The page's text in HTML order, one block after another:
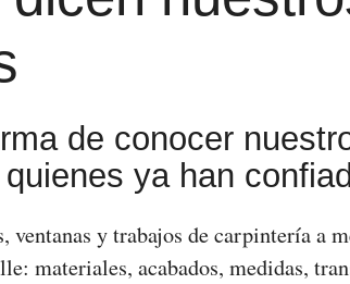
de conocer
ya han
ventanas y trabajos de carpintería a
materiales, acabados, medidas,